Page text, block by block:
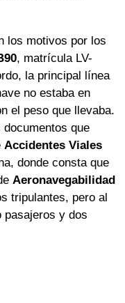
los motivos por los
, matrícula LV-
la principal línea
no estaba en
el peso que llevaba.
que
Accidentes Viales
donde consta que
Aeronavegabilidad
tripulantes, pero al
pasajeros y dos